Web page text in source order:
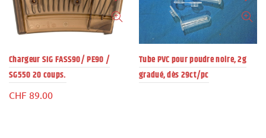
Chargeur SIG FASS90/ PE90 /
SG550 20 coups.
CHF 89.00
Tube PVC pour poudre noire, 2g
gradué, dès 29ct/pc